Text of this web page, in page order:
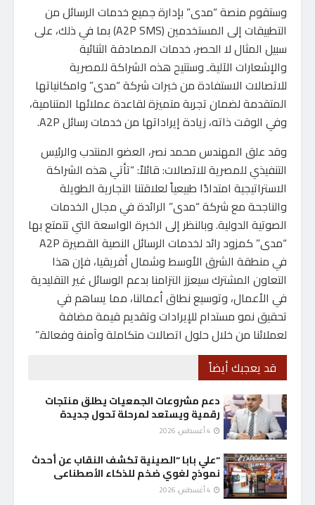
وستقوم منصة “مدى” بإدارة جميع خدمات الرسائل من
التطبيقات إلى المستخدمين (A2P SMS) بما في ذلك، على
سبيل المثال لا الحصر، خدمات المصادقة الثنائية
والإشعارات الآليةـ وستتيح هذه الشراكة للمصرية
للاتصالات الاستفادة من خبرات شركة “مدى” وامكانياتها
المتقدمة لضمان تجربة متميزة لقاعدة عملائها المتنامية،
وفي الوقت ذاته، زيادة إيراداتها من خدمات رسائل A2P.
وقد علق المهندس محمد نصر، العضو المنتدب والرئيس
التنفيذي للمصرية للاتصالات: قائلاً: “تأتي هذه الشراكة
الاستراتيجية امتدادًا طبيعياً لعلاقتنا التجارية الطويلة
والناجحة مع شركة “مدى” الرائدة في مجال الخدمات
الصوتية الدولية. وبالنظر إلى الخبرة الواسعة التي تتمتع بها
“مدى” كمزود رائد لخدمات الرسائل النصية القصيرة A2P
في منطقة الشرق الأوسط وشمال أفريقيا، فإن هذا
التعاون المشترك سيعزز التزامنا بدعم الوسائل غير التقليدية
في الأعمال، وتوسيع نطاق أعمالنا، مما يساهم في
تحقيق نمو مستدام للإيرادات وتقديم قيمة مضافة
لعملائنا من خلال حلول اتصالات متكاملة وآمنة وفعالة.”
قد يعجبك أيضاً
دعم مشروعات الجمعيات يطلق منتجات
رقمية ويستعد لمرحلة تحول جديدة
“علي بابا “الصينية تكشف النقاب عن أحدث
نموذج لغوي ضخم للذكاء الأصطناعى